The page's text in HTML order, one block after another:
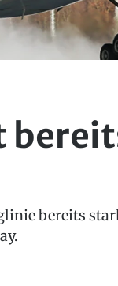
bereits